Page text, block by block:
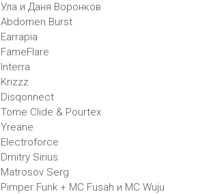
Ула и Даня Воронков
Abdomen Burst
Earrapia
FameFlare
Interra
Krizzz
Disqonnect
Tome Clide & Pourtex
Yreane
Electroforce
Dmitry Sirius
Matrosov Serg
Pimper Funk + MC Fusah и MC Wuju